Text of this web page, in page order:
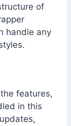
of
handle any
features,
in this